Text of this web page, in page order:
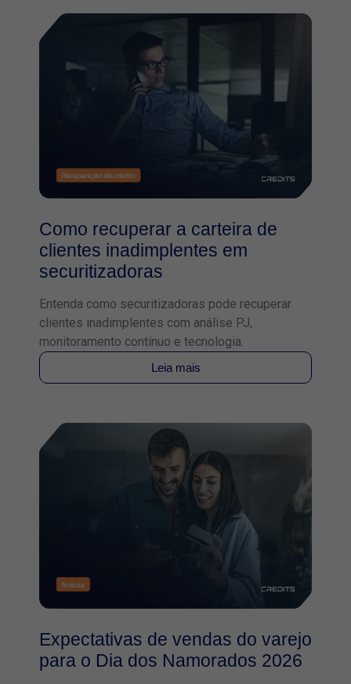
Como recuperar a carteira de
clientes inadimplentes em
securitizadoras
Entenda como securitizadoras pode recuperar
clientes inadimplentes com análise PJ,
monitoramento contínuo e tecnologia.
Leia mais
Expectativas de vendas do varejo
para o Dia dos Namorados 2026